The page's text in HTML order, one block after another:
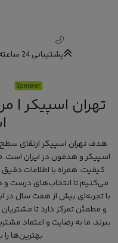
پشتیبانی 24 ساعته
تهران اسپیکر
هدف تهران اسپیکر ارتقای
اسپیکر و هدفون در ایران است.
کیفیت، همراه با اطلاعات
می‌کنیم تا انتخاب‌های درست و
با تجربه‌ای بیش از هفت سال در
و مطمئن تمرکز دارد تا مشتریان
ببرند. ما به رضایت و اعتماد
بهترین‌ها